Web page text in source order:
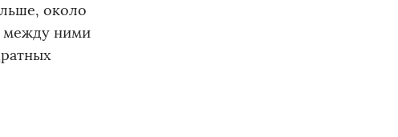
около
между ними